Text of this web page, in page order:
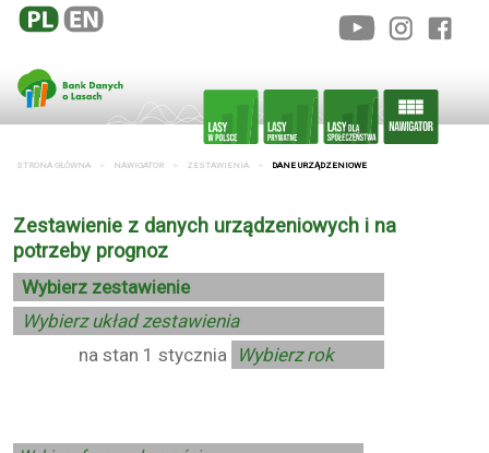
STRONA GŁÓWNA NAWIGATOR ZESTAWIENIA DANE URZĄDZENIOWE